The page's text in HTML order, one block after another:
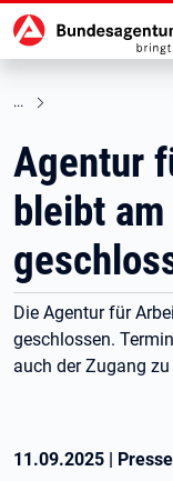
zu den Hauptinhalten
Agentur
bleibt
Die Agentur für
geschlossen.
auch der Zugang
11.09.2025 |